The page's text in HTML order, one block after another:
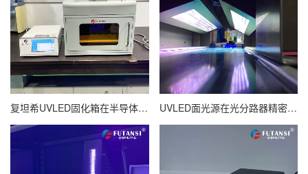
复坦希UVLED固化箱在半导体芯片粘接中的应用案例 UVLED面光源在光分路器精密封装中的应用案例